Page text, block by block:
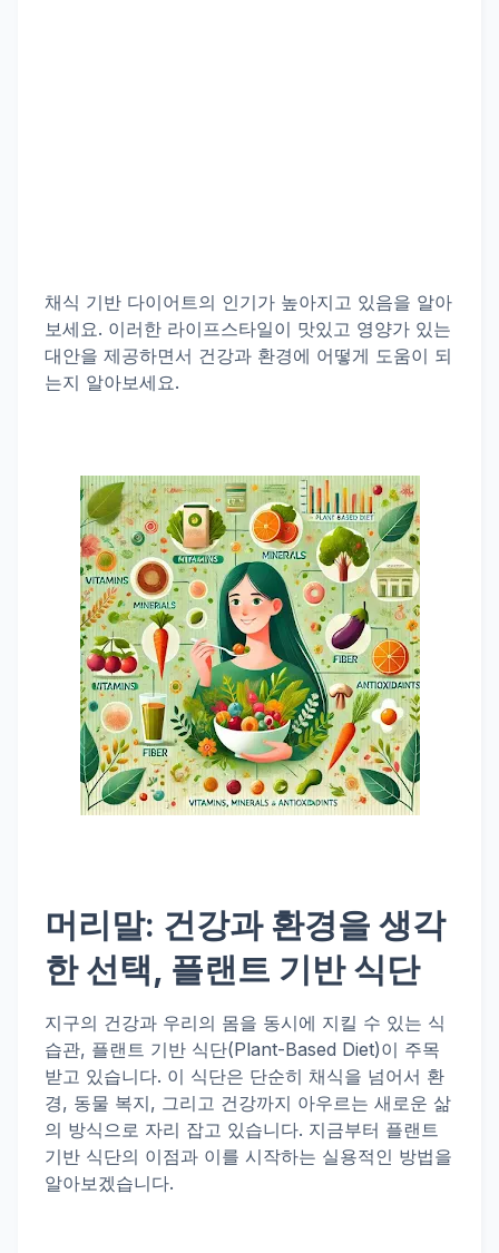
채식 기반 다이어트의 인기가 높아지고 있음을 알아
보세요. 이러한 라이프스타일이 맛있고 영양가 있는
대안을 제공하면서 건강과 환경에 어떻게 도움이 되
는지 알아보세요.
머리말: 건강과 환경을 생각
한 선택, 플랜트 기반 식단
지구의 건강과 우리의 몸을 동시에 지킬 수 있는 식
습관, 플랜트 기반 식단(Plant-Based Diet)이 주목
받고 있습니다. 이 식단은 단순히 채식을 넘어서 환
경, 동물 복지, 그리고 건강까지 아우르는 새로운 삶
의 방식으로 자리 잡고 있습니다. 지금부터 플랜트
기반 식단의 이점과 이를 시작하는 실용적인 방법을
알아보겠습니다.